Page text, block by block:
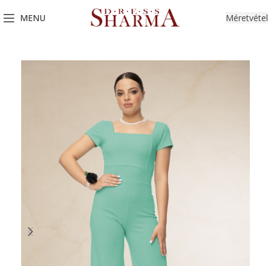
MENU Méretvétel